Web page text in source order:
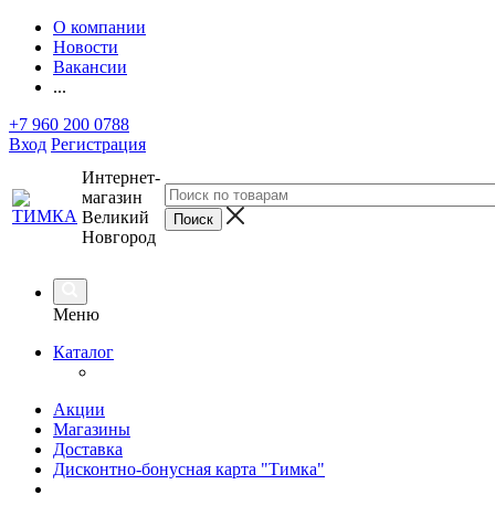
О компании
Новости
Вакансии
...
+7 960 200 0788
Вход Регистрация
Интернет-
магазин
Великий
Новгород
Меню
Каталог
Акции
Магазины
Доставка
Дисконтно-бонусная карта "Тимка"